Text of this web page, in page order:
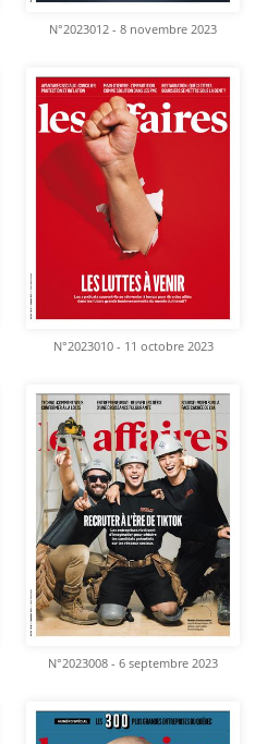
N°2023012 - 8 novembre 2023
N°2023010 - 11 octobre 2023
N°2023008 - 6 septembre 2023